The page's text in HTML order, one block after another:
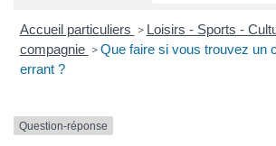
Accueil particuliers > Loisirs - Sports -
compagnie > Que faire si vous trouvez un
errant ?
Question-réponse